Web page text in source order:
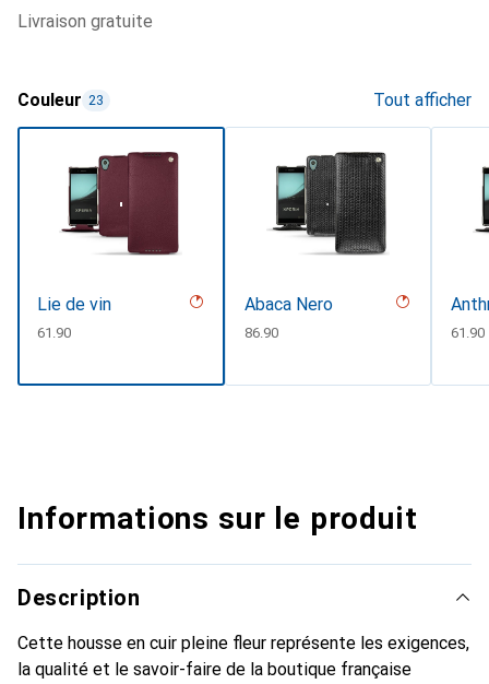
livraison gratuite
Couleur 23 Tout afficher
Lie de vin
CHF
61.90
Abaca Nero
CHF
86.90 CHF
61.90
Informations sur le produit
Description
Cette housse en cuir pleine fleur représente les exigences,
la qualité et le savoir-faire de la boutique française